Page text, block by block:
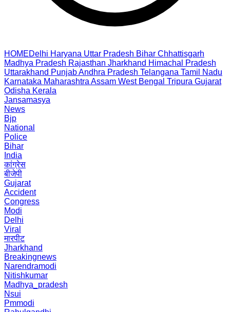
HOMEDelhi Haryana Uttar Pradesh Bihar Chhattisgarh
Madhya Pradesh Rajasthan Jharkhand Himachal Pradesh
Uttarakhand PunjabAndhra Pradesh Telangana Tamil Nadu
Karnataka Maharashtra Assam West Bengal Tripura Gujarat
Odisha Kerala
Jansamasya
News
Bjp
National
Police
Bihar
India
कांग्रेस
बीजेपी
Gujarat
Accident
Congress
Modi
Delhi
Viral
मारपीट
Jharkhand
Breakingnews
Narendramodi
Nitishkumar
Madhya_pradesh
Nsui
Pmmodi